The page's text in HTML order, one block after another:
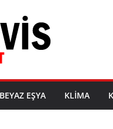
BEYAZ EŞYA KLIMA